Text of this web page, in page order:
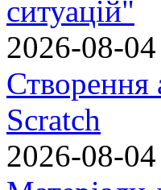
ситуацій"
2026-08-
Створення
Scratch
2026-08-